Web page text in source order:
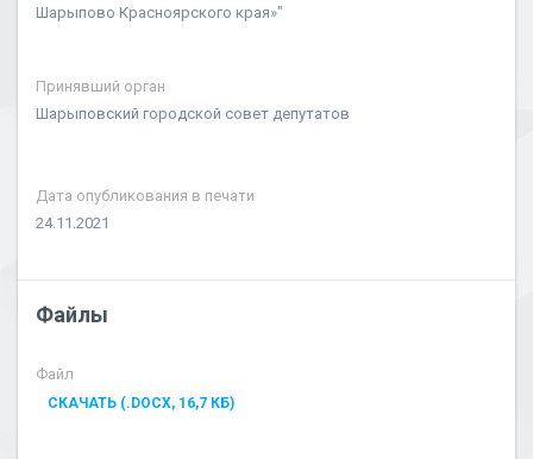
Шарыпово Красноярского края»"
Принявший орган
Шарыповский городской совет депутатов
Дата опубликования в печати
24.11.2021
Файлы
Файл
СКАЧАТЬ (.DOCX, 16,7 КБ)